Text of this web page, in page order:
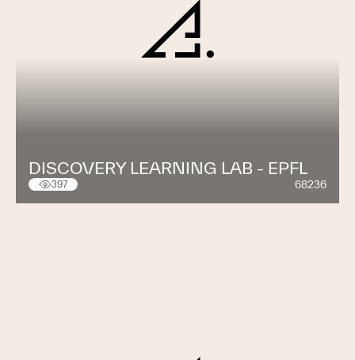
DISCOVERY LEARNING LAB - EPFL
397 68236